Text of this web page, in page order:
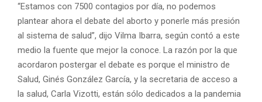
“Estamos con 7500 contagios por día, no podemos
plantear ahora el debate del aborto y ponerle más presión
al sistema de salud”, dijo Vilma Ibarra, según contó a este
medio la fuente que mejor la conoce. La razón por la que
acordaron postergar el debate es porque el ministro de
Salud, Ginés González García, y la secretaria de acceso a
la salud, Carla Vizotti, están sólo dedicados a la pandemia